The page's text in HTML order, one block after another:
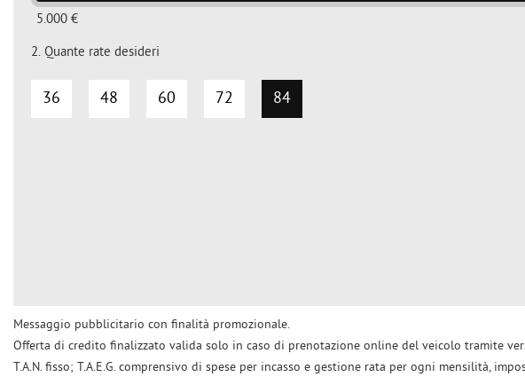
5.000 €
2. Quante rate desideri
36 48 60 72 84
Messaggio pubblicitario con finalità promozionale.
Offerta di credito finalizzato valida solo in caso di prenotazione online del veicolo tramite
T.A.N. fisso; T.A.E.G. comprensivo di spese per incasso e gestione rata per ogni mensilità,